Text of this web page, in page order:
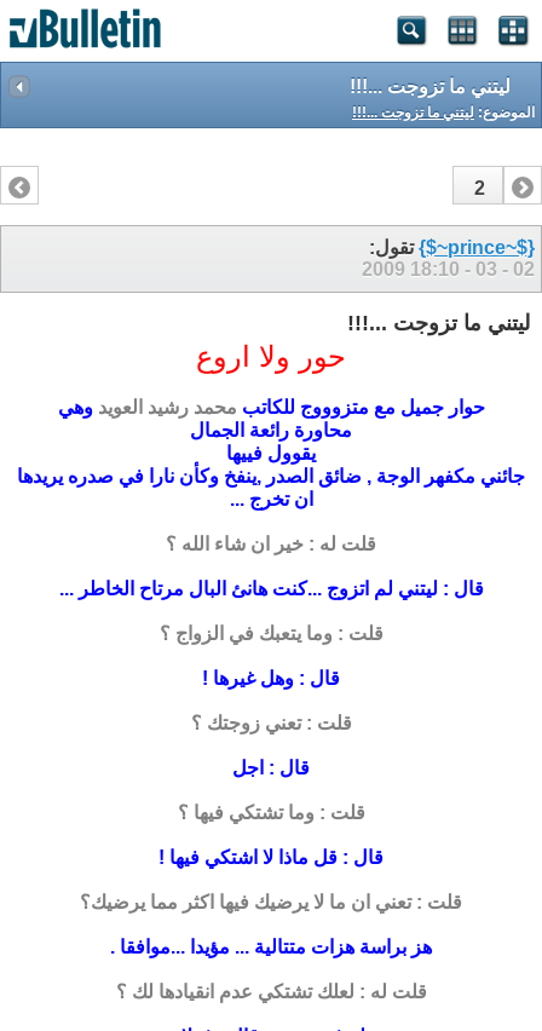
ليتني ما تزوجت ...!!!
الموضوع: ليتني ما تزوجت ...!!!
1
2
{$~prince~$}
تقول:
02 - 03 - 2009
18:10
ليتني ما تزوجت ...!!!
حور ولا اروع
حوار جميل مع متزوووج للكاتب محمد رشيد العويدوهي
محاورة رائعة الجمال
يقوول فييها
جائني مكفهر الوجة , ضائق الصدر ,ينفخ وكأن نارا في صدره يريدها
ان تخرج ...
قلت له : خير ان شاء الله ؟
قال : ليتني لم اتزوج ...كنت هانئ البال مرتاح الخاطر ...
قلت : وما يتعبك في الزواج ؟
قال : وهل غيرها !
قلت : تعني زوجتك ؟
قال : اجل
قلت : وما تشتكي فيها ؟
قال : قل ماذا لا اشتكي فيها !
قلت : تعني ان ما لا يرضيك فيها اكثر مما يرضيك؟
هز براسة هزات متتالية ... مؤيدا ...موافقا .
قلت له : لعلك تشتكي عدم انقيادها لك ؟